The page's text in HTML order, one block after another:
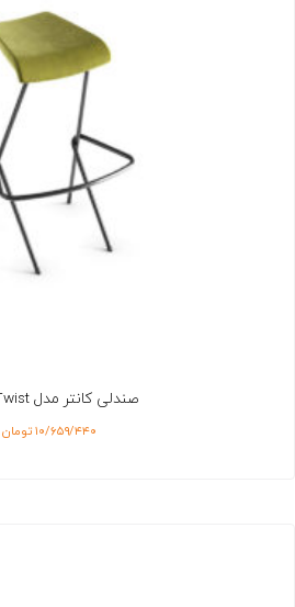
صندلی کانتر مدل Twist هلگر
۱۰/۶۵۹/۴۴۰ تومان